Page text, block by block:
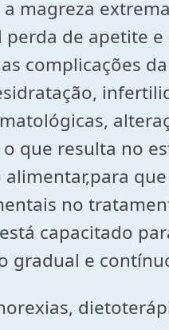
magreza
de apetite
complicações
que resulta no
no
capacitado
gradual e